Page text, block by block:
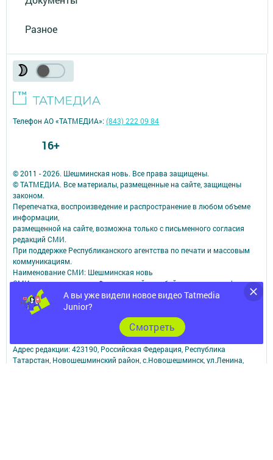
Разное
А вы уже видели новое видео Tatmedia
Junior?
Cмотреть
© 2011 - 2026. Шешминская новь. Все права защищены.
© ТАТМЕДИА. Все материалы, размещенные на сайте, защищены
законом.
Перепечатка, воспроизведение и распространение в любом объеме
информации,
размещенной на сайте, возможна только с письменного согласия
редакций СМИ.
При поддержке Республиканского агентства по печати и массовым
коммуникациям.
Наименование СМИ: Шешминская новь
СМИ зарегистрировано Федеральной службой по надзору в сфере
связи,
информационных технологий и массовых коммуникаций
запись о регистрации СМИ ЭЛ № ФС 77 - 90148 от 07.10.2025
ФИО главного редактора: Мусин Азат Вализанович Email:
sheshminskaja-nov.dir@tatmedia.com
Адрес редакции: 423190, Российская Федерация, Республика
Татарстан, Новошешминский район, с.Новошешминск, ул.Ленина,
Телефон АО «ТАТМЕДИА»:(843) 222 09 84
16+